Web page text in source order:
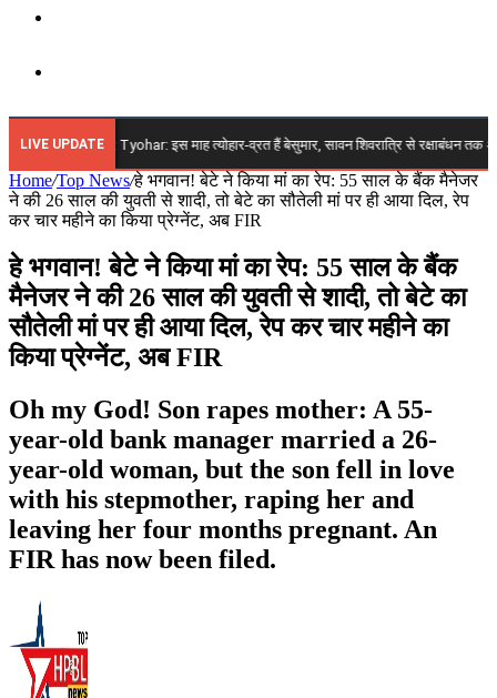
for
LIVE UPDATE
2026 Vrat Tyohar: इस माह त्योहार-व्रत हैं बेसुमार, सावन शिवरात्रि से रक्षाबंधन तक अगस्त में
Home/Top News/हे भगवान! बेटे ने किया मां का रेप: 55 साल के बैंक मैनेजर
ने की 26 साल की युवती से शादी, तो बेटे का सौतेली मां पर ही आया दिल, रेप
कर चार महीने का किया प्रेग्नेंट, अब FIR
हे भगवान! बेटे ने किया मां का रेप: 55 साल के बैंक
मैनेजर ने की 26 साल की युवती से शादी, तो बेटे का
सौतेली मां पर ही आया दिल, रेप कर चार महीने का
किया प्रेग्नेंट, अब FIR
Oh my God! Son rapes mother: A 55-
year-old bank manager married a 26-
year-old woman, but the son fell in love
with his stepmother, raping her and
leaving her four months pregnant. An
FIR has now been filed.